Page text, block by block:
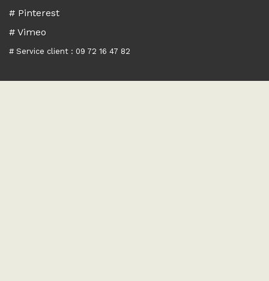
# Pinterest
# Vimeo
# Service client : 09 72 16 47 82